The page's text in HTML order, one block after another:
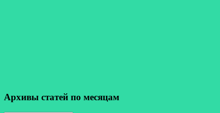
Архивы статей по месяцам